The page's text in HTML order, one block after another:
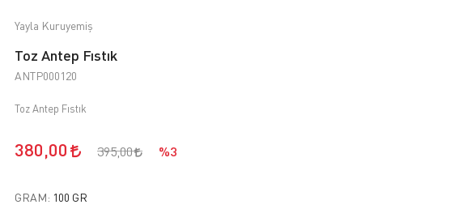
Yayla Kuruyemiş
Toz Antep Fıstık
ANTP000120
Toz Antep Fıstık
380,00 395,00 %3
GRAM: 100 GR